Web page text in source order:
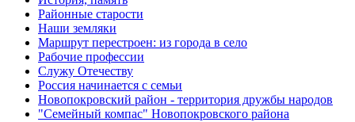
Районные старости
Наши земляки
Маршрут перестроен: из города в село
Рабочие профессии
Служу Отечеству
Россия начинается с семьи
Новопокровский район - территория дружбы народов
"Семейный компас" Новопокровского района